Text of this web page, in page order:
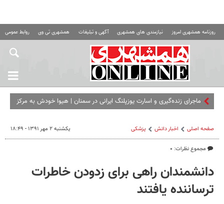
روزنامه همشهری امروز نیازمندی های همشهری آگهی و تبلیغات همشهری تی وی روابط عمومی
ماجرای زنده‌گیری و اسارت یوزپلنگ ایرانی در سمنان | هیوا خودش به مرکز
صفحه اصلی اخبار دانش پزشکی
مجموع نظرات: ۰
یکشنبه ۲ مهر ۱۳۹۱ - ۱۸:۴۹
دانشمندان راهی برای زدودن خاطرات
ترساننده یافتند